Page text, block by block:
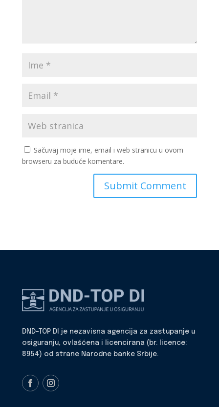
Sačuvaj moje ime, email i web stranicu u ovom
browseru za buduće komentare.
DND-TOP DI je nezavisna agencija za zastupanje u
osiguranju, ovlašćena i licencirana (br. licence:
8954) od strane Narodne banke Srbije.